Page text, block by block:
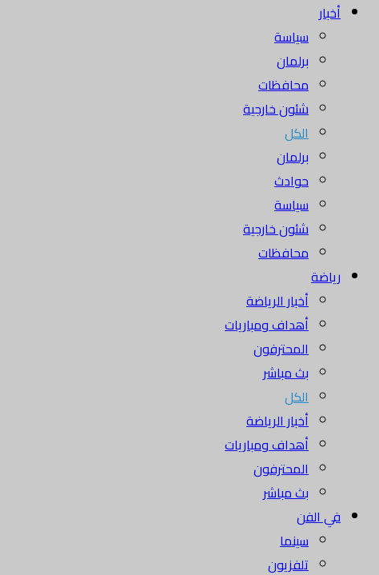
أخبار
سياسة
برلمان
محافظات
شئون خارجية
الكل
برلمان
حوادث
سياسة
شئون خارجية
محافظات
رياضة
أخبار الرياضة
أهداف ومباريات
المحترفون
بث مباشر
الكل
أخبار الرياضة
أهداف ومباريات
المحترفون
بث مباشر
في الفن
سينما
تلفزيون